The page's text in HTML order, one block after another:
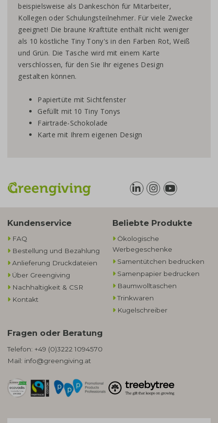
beispielsweise als Dankeschön für Mitarbeiter,
Kollegen oder Schulungsteilnehmer. Für viele Zwecke
geeignet! Die braune Krafttüte enthält nicht weniger
als 10 köstliche Tiny Tony's in den Farben Rot, Weiß
und Grün. Die Tasche wird mit einem Karte
verschlossen, für den Sie Ihr eigenes Design
gestalten können.
Papiertüte mit Sichtfenster
Gefüllt mit 10 Tiny Tonys
Fairtrade-Schokolade
Karte mit Ihrem eigenen Design
Kundenservice
FAQ
Bestellung und Bezahlung
Anlieferung Druckdateien
Über Greengiving
Nachhaltigkeit & CSR
Kontakt
Beliebte Produkte
Ökologische
Werbegeschenke​
Samentütchen bedrucken
Samenpapier bedrucken
Baumwolltaschen​
Trinkwaren
Kugelschreiber
Fragen oder Beratung
Telefon: +49 (0)3222 1094570
Mail: info@greengiving.at